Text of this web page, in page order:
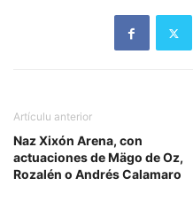
Artículu anterior
Naz Xixón Arena, con
actuaciones de Mägo de Oz,
Rozalén o Andrés Calamaro